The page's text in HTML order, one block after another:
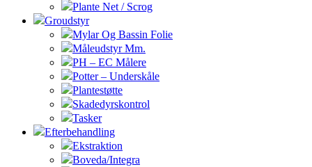
Plante Net / Scrog
Groudstyr
Mylar Og Bassin Folie
Måleudstyr Mm.
PH – EC Målere
Potter – Underskåle
Plantestøtte
Skadedyrskontrol
Tasker
Efterbehandling
Ekstraktion
Boveda/Integra